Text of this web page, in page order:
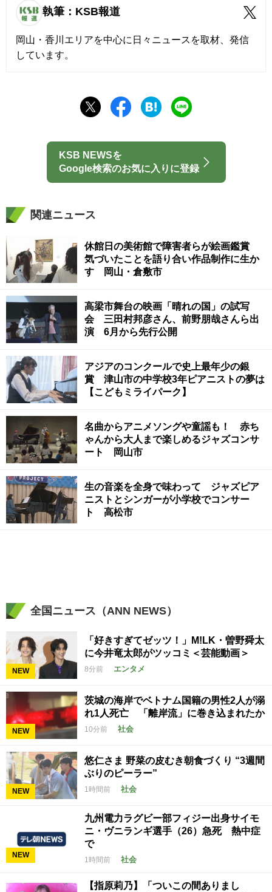
執筆：KSB報道
岡山・香川エリアを中心に日々ニュースを取材、発信
しています。
KSB NEWSを
Google検索のお気に入りに登録
関連ニュース
休館日の美術館で障害者らが絵画鑑賞
気づいたことを語り合い作品制作に生か
す 岡山・倉敷市
高梁市舞台の映画「晴れの国」の試写
会 三田村邦彦さん、前野朋哉さんら出
演 6月から先行公開
アジアのコンクールで史上最年少の銀
賞 津山市の中学校3年ピアニストの夢は
【こどもミライパーク】
名曲からアニメソングや童謡も！ 赤ち
ゃんから大人まで楽しめるジャズコンサ
ート 岡山市
生の音楽を全身で味わって ジャズピア
ニストとシンガーが小学校でコンサー
ト 高松市
全国ニュース（ANN NEWS）
NEW
「好きすぎてゼッツ！」M!LK・曽野舜太
に今井竜太郎がツッコミ＜芸能動画＞
8分前 エンタメ
NEW
茨城の海岸でベトナム国籍の男性2人が溺
れ1人死亡 「離岸流」に巻き込まれたか
10分前 社会
NEW
悠仁さま 野菜の皮むき朝食づくり “3週間
ぶりのピーラー”
1時間前 社会
NEW
九州電力ラグビー部フィジー出身サイモ
ニ・ヴニランギ選手（26）急死 熱中症
で
1時間前 社会
【指原莉乃】「ついこの間ありまし